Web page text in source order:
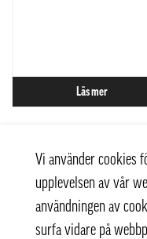
Läs mer
Vi använder cookies
upplevelsen av vår
användningen av
surfa vidare på